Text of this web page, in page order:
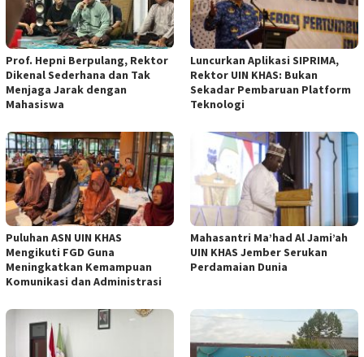
Prof. Hepni Berpulang, Rektor
Dikenal Sederhana dan Tak
Menjaga Jarak dengan
Mahasiswa
Luncurkan Aplikasi SIPRIMA,
Rektor UIN KHAS: Bukan
Sekadar Pembaruan Platform
Teknologi
Puluhan ASN UIN KHAS
Mengikuti FGD Guna
Meningkatkan Kemampuan
Komunikasi dan Administrasi
Mahasantri Ma’had Al Jami’ah
UIN KHAS Jember Serukan
Perdamaian Dunia